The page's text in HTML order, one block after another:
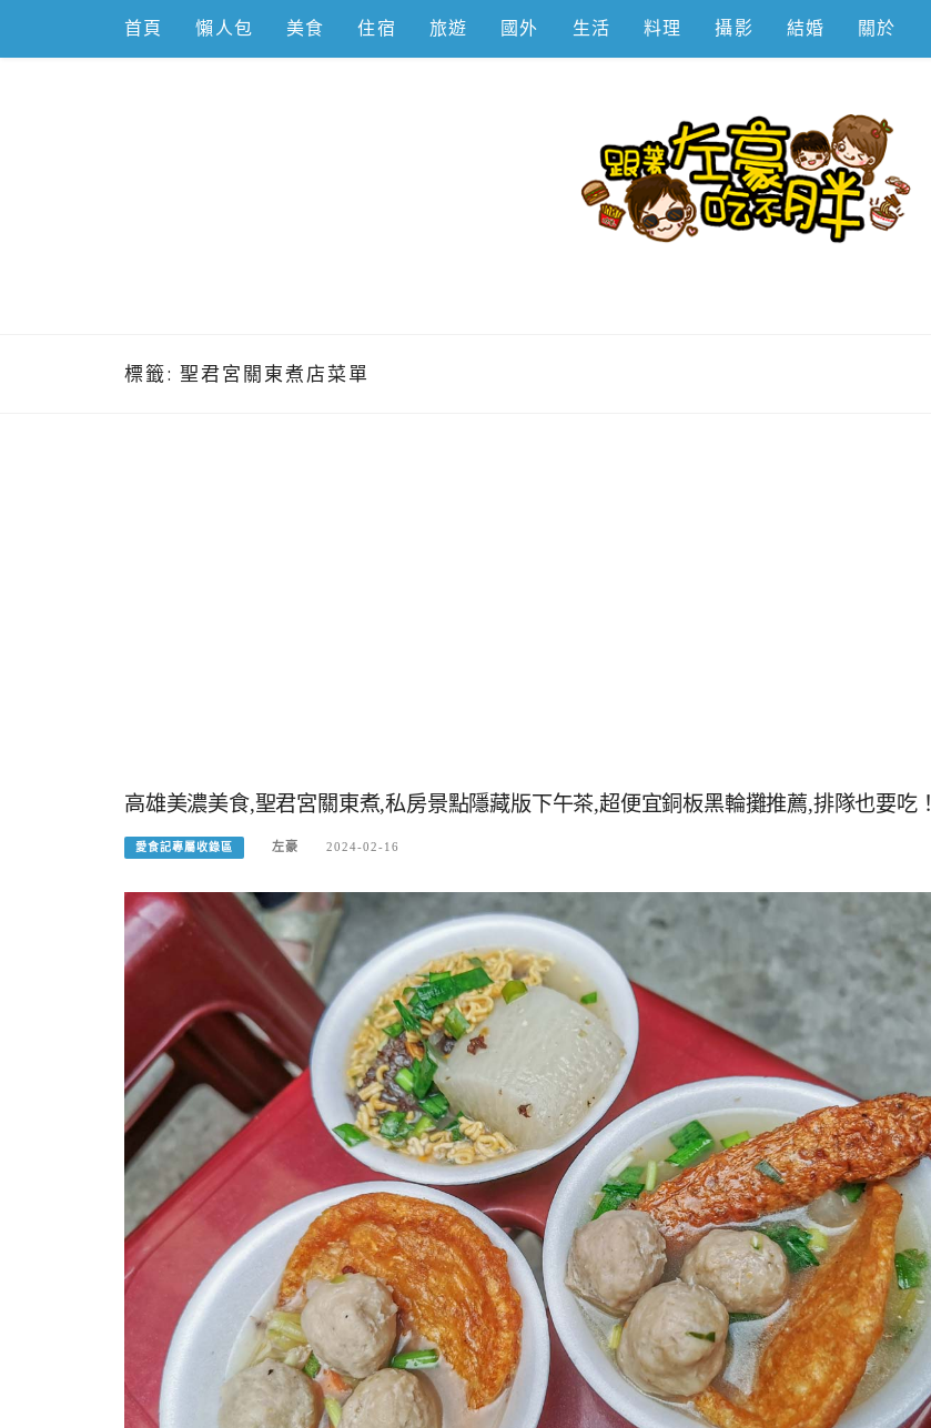
content
首頁 懶人包 美食 住宿 旅遊 國外 生活 料理 攝影 結婚 關於
標籤: 聖君宮關東煮店菜單
高雄美濃美食,聖君宮關東煮,私房景點隱藏版下午茶,超便宜銅板黑輪攤推薦,排隊也要吃！
愛食記專屬收錄區 左豪 2024-02-16